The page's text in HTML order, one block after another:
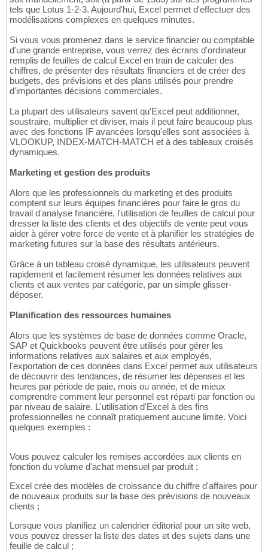
tels que Lotus 1-2-3. Aujourd'hui, Excel permet d'effectuer des
modélisations complexes en quelques minutes.
Si vous vous promenez dans le service financier ou comptable
d'une grande entreprise, vous verrez des écrans d'ordinateur
remplis de feuilles de calcul Excel en train de calculer des
chiffres, de présenter des résultats financiers et de créer des
budgets, des prévisions et des plans utilisés pour prendre
d'importantes décisions commerciales.
La plupart des utilisateurs savent qu'Excel peut additionner,
soustraire, multiplier et diviser, mais il peut faire beaucoup plus
avec des fonctions IF avancées lorsqu'elles sont associées à
VLOOKUP, INDEX-MATCH-MATCH et à des tableaux croisés
dynamiques.
Marketing et gestion des produits
Alors que les professionnels du marketing et des produits
comptent sur leurs équipes financières pour faire le gros du
travail d'analyse financière, l'utilisation de feuilles de calcul pour
dresser la liste des clients et des objectifs de vente peut vous
aider à gérer votre force de vente et à planifier les stratégies de
marketing futures sur la base des résultats antérieurs.
Grâce à un tableau croisé dynamique, les utilisateurs peuvent
rapidement et facilement résumer les données relatives aux
clients et aux ventes par catégorie, par un simple glisser-
déposer.
Planification des ressources humaines
Alors que les systèmes de base de données comme Oracle,
SAP et Quickbooks peuvent être utilisés pour gérer les
informations relatives aux salaires et aux employés,
l'exportation de ces données dans Excel permet aux utilisateurs
de découvrir des tendances, de résumer les dépenses et les
heures par période de paie, mois ou année, et de mieux
comprendre comment leur personnel est réparti par fonction ou
par niveau de salaire. L'utilisation d'Excel à des fins
professionnelles ne connaît pratiquement aucune limite. Voici
quelques exemples :
Vous pouvez calculer les remises accordées aux clients en
fonction du volume d'achat mensuel par produit ;
Excel crée des modèles de croissance du chiffre d'affaires pour
de nouveaux produits sur la base des prévisions de nouveaux
clients ;
Lorsque vous planifiez un calendrier éditorial pour un site web,
vous pouvez dresser la liste des dates et des sujets dans une
feuille de calcul ;